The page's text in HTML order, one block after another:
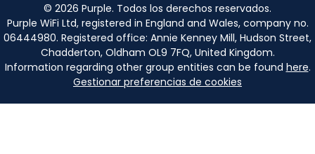
© 2026 Purple. Todos los derechos reservados.
Purple WiFi Ltd, registered in England and Wales, company no.
06444980. Registered office: Annie Kenney Mill, Hudson Street,
Chadderton, Oldham OL9 7FQ, United Kingdom.
Information regarding other group entities can be found here.
Gestionar preferencias de cookies